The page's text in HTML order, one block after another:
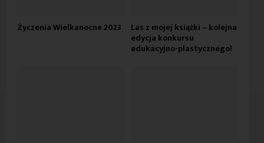
Życzenia Wielkanocne 2023 Las z mojej książki – kolejna
edycja konkursu
edukacyjno-plastycznego!